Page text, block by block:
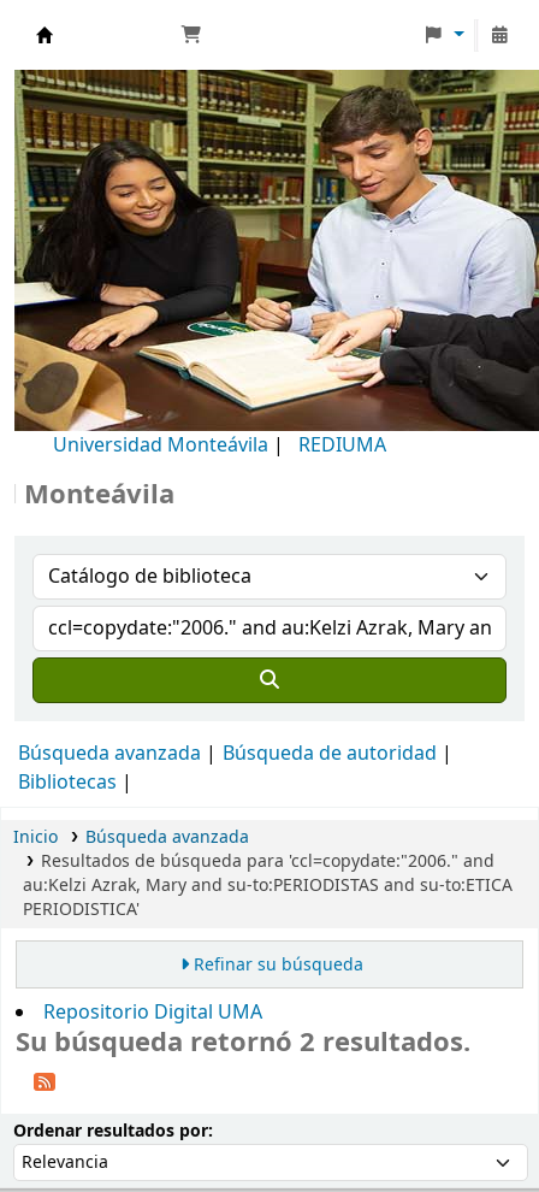
Biblioteca Universidad Monteávila
Universidad Monteávila | REDIUMA
Búsqueda avanzada
Búsqueda de autoridad
Bibliotecas
Inicio
Búsqueda avanzada
Resultados de búsqueda para 'ccl=copydate:"2006." and
au:Kelzi Azrak, Mary and su-to:PERIODISTAS and su-to:ETICA
PERIODISTICA'
Refinar su búsqueda
Repositorio Digital UMA
Su búsqueda retornó 2 resultados.
Ordenar resultados por: